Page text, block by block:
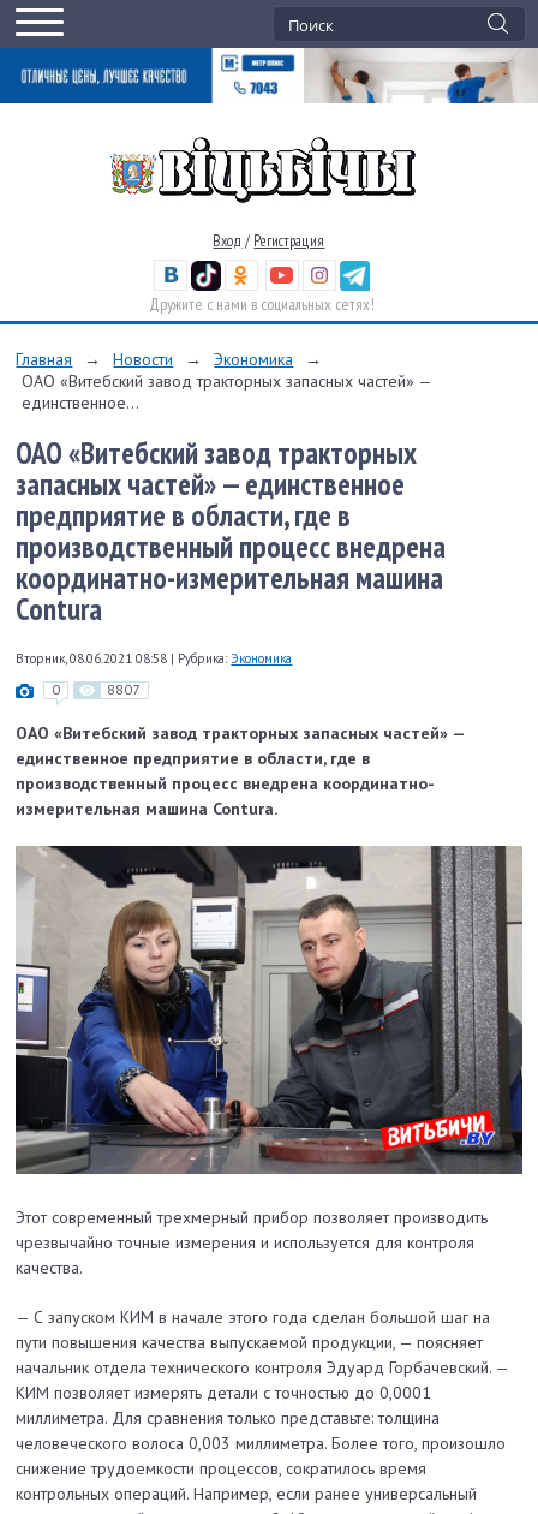
Вход / Регистрация
Дружите с нами в социальных сетях!
Главная → Новости → Экономика
→
ОАО «Витебский завод тракторных запасных частей» —
единственное...
ОАО «Витебский завод тракторных
запасных частей» — единственное
предприятие в области, где в
производственный процесс внедрена
координатно-измерительная машина
Contura
Вторник, 08.06.2021 08:58 | Рубрика: Экономика
0 8807
ОАО «Витебский завод тракторных запасных частей» —
единственное предприятие в области, где в
производственный процесс внедрена координатно-
измерительная машина Contura.
Этот современный трехмерный прибор позволяет производить
чрезвычайно точные измерения и используется для контроля
качества.
— С запуском КИМ в начале этого года сделан большой шаг на
пути повышения качества выпускаемой продукции, — поясняет
начальник отдела технического контроля Эдуард Горбачевский. —
КИМ позволяет измерять детали с точностью до 0,0001
миллиметра. Для сравнения только представьте: толщина
человеческого волоса 0,003 миллиметра. Более того, произошло
снижение трудоемкости процессов, сократилось время
контрольных операций. Например, если ранее универсальный